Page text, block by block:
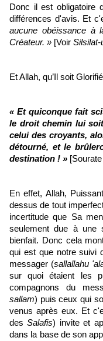
Donc il est obligatoire
différences d'avis. Et
aucune obéissance à
Créateur. » [Voir Silsilat-
Et Allah, qu’Il soit
« Et quiconque fait
le droit chemin lui
celui des croyants,
détourné, et le
destination ! »
En effet, Allah,
dessus de tout
incertitude que Sa
seulement due à une
bienfait. Donc cela
qui est que notre suivi
messager (sallallahu
sur quoi étaient les
compagnons du
sallam) puis ceux qui
venus après eux. Et
desSalafis) invite et
dans la base de son